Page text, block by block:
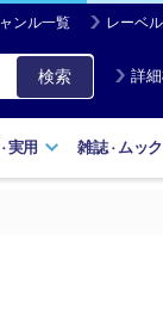
ンル一覧 レーベ
検索 詳
実用 雑誌・ ムック